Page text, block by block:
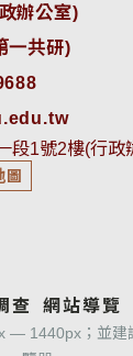
辦公室)
一共研)
段1號2樓(行政
圖
查 網站導覽
— 1440px；並建